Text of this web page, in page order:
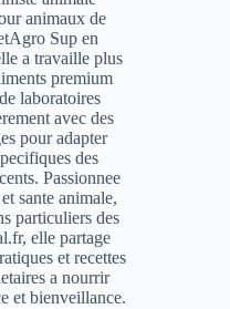
animaux de
Sup en
a travaille plus
premium
laboratoires
avec des
pour adapter
des
Passionnee
sante animale,
particuliers des
elle partage
et recettes
a nourrir
et bienveillance.